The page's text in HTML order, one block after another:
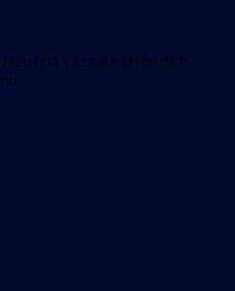
quả và scale chiến dịch